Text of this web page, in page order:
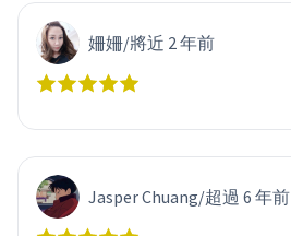
姍姍/將近 2 年前
Jasper Chuang/超過 6 年前